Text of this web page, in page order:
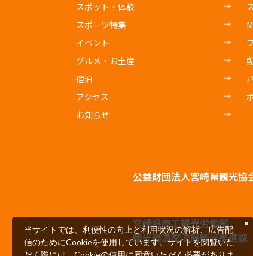
スポット・体験
スポーツ特集
イベント
グルメ・お土産
宿泊
アクセス
お知らせ
公益財団法人宮崎県観光協
宮崎県商工観光労働部
観光経済交流局観光推進課
当サイトでは、利便性の向上と利用状況の解析、広告配
信のためにCookieを使用しています。サイトを閲覧いた